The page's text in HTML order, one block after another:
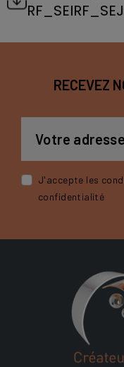
RECEVEZ
J'accepte les
confidentialité